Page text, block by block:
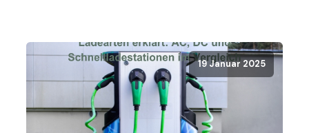
19 Januar 2025